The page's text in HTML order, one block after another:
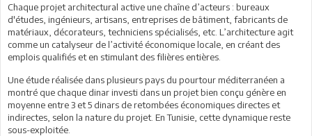
Chaque projet architectural active une chaîne d’acteurs : bureaux
d'études, ingénieurs, artisans, entreprises de bâtiment, fabricants de
matériaux, décorateurs, techniciens spécialisés, etc. L’architecture agit
comme un catalyseur de l’activité économique locale, en créant des
emplois qualifiés et en stimulant des filières entières.
Une étude réalisée dans plusieurs pays du pourtour méditerranéen a
montré que chaque dinar investi dans un projet bien conçu génère en
moyenne entre 3 et 5 dinars de retombées économiques directes et
indirectes, selon la nature du projet. En Tunisie, cette dynamique reste
sous-exploitée.